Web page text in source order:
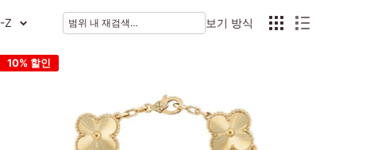
Z 보기 방식
10% 할인